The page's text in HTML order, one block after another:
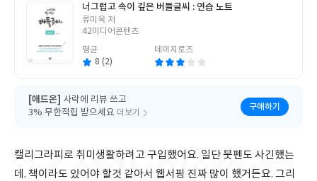
너그럽고 속이 깊은 버들글씨 : 연습 노트
글
쓴
류미옥 저
42미디어콘텐츠
평균
8 (2)
데이지로즈
[애드온] 사락에 리뷰 쓰고
3% 무한적립 받으세요 더보기
구매하기
캘리그라피로 취미생활하려고 구입했어요. 일단 붓펜도 사긴했는
데. 책이라도 있어야 할것 같아서 웹서핑 진짜 많이 했거든요. 그리